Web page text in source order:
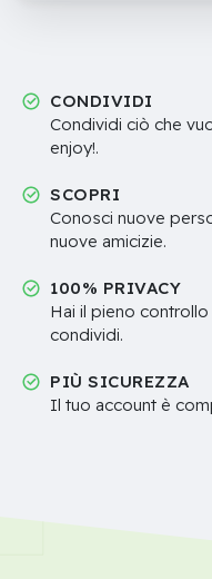
CONDIVIDI
Condividi ciò che
enjoy!.
SCOPRI
Conosci nuove
nuove amicizie.
100% PRIVACY
Hai il pieno
condividi.
PIÙ SICUREZZA
Il tuo account è